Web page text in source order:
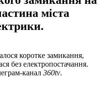
міста
коротке замикання,
без електропостачання.
канал 360tv.